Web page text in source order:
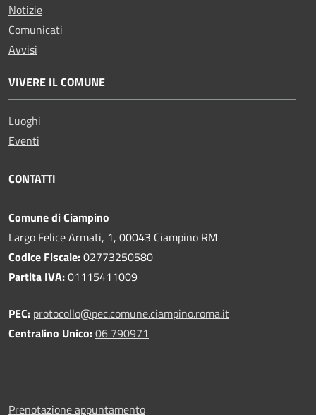
Notizie
Comunicati
Avvisi
VIVERE IL COMUNE
Luoghi
Eventi
CONTATTI
Comune di Ciampino
Largo Felice Armati, 1, 00043 Ciampino RM
Codice Fiscale:02773250580
Partita IVA:01115411009
PEC: protocollo@pec.comune.ciampino.roma.it
Centralino Unico:06 790971
Prenotazione appuntamento